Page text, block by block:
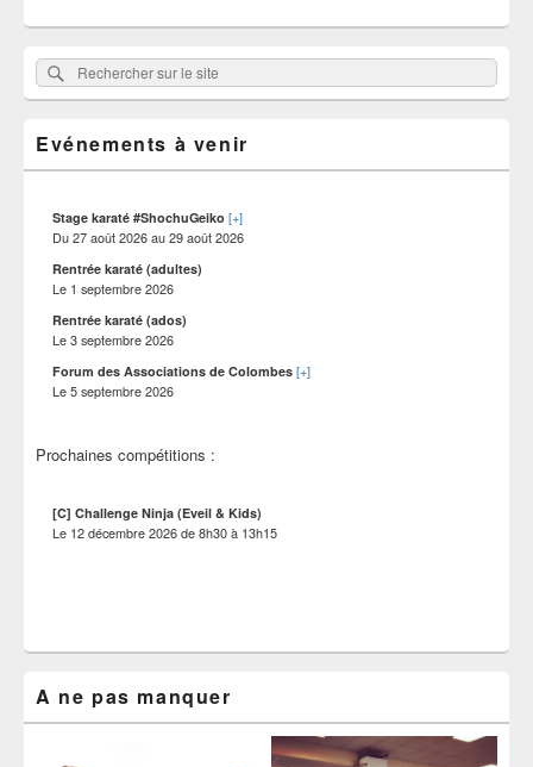
Zone
principale
de
pour
Rechercher :
Rechercher
sur
site
Evénements à venir
Stage karaté #ShochuGeiko [+]
Du27 août 2026au29 août 2026
Rentrée karaté (adultes)
Le 1 septembre 2026
Rentrée karaté (ados)
Le3 septembre 2026
Forum des Associations de Colombes [+]
Le5 septembre 2026
Prochaines compétitions :
[C] Challenge Ninja (Eveil & Kids)
Le 12 décembre 2026de8h30à 13h15
A ne pas manquer